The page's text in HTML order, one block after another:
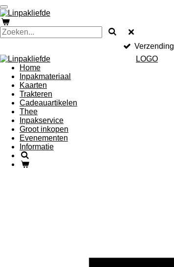
Ga
direct
naar
de
LOGO
Home
Inpakmateriaal
Kaarten
Trakteren
Cadeauartikelen
Thee
Inpakservice
Groot inkopen
Evenementen
Informatie